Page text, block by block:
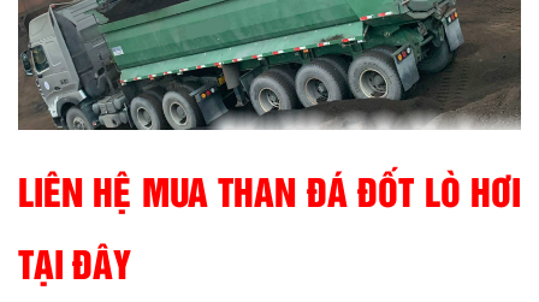
LIÊN HỆ MUA THAN ĐÁ ĐỐT LÒ HƠI
TẠI ĐÂY